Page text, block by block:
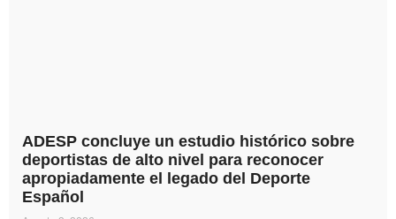
ADESP concluye un estudio histórico sobre
deportistas de alto nivel para reconocer
apropiadamente el legado del Deporte
Español